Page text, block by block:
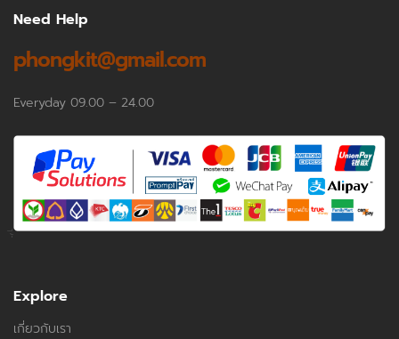
Need Help
phongkit@gmail.com
Everyday 09.00 – 24.00
Explore
เกี่ยวกับเรา